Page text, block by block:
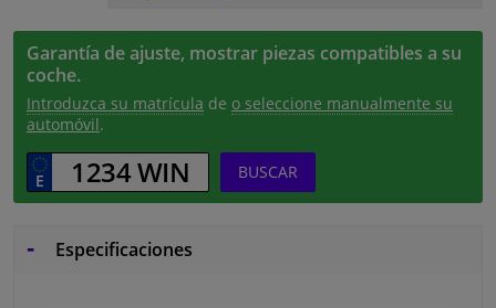
Garantía de ajuste, mostrar piezas compatibles a su
coche.
Introduzca su matrícula de o seleccione manualmente su
automóvil.
BUSCAR
Especificaciones